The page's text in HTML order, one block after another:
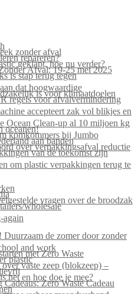
zonder afval
repareren?
geklapt, hoe nu verder?
Afval: 19-25 mei 2025
is stap terug tegen
dat hoogwaardige
is voor klimaatdoelen
regels voor afvalvermindering
accepteert zak vol blikjes en
Ocean Clean-up al 10 miljoen kg
oceanen!
komkommers bij Jumbo
aan banden
over verpakkingsafval reductie
van de toekomst zijn
om plastic verpakkingen terug te
vragen over de broodzak
wholesale
again
Duurzaam de zomer door zonder
and work
met Zero Waste
plastic
vaste zeep (blokzeep) –
het en hoe doe je mee?
Cadeaus: Zero Waste Cadeau